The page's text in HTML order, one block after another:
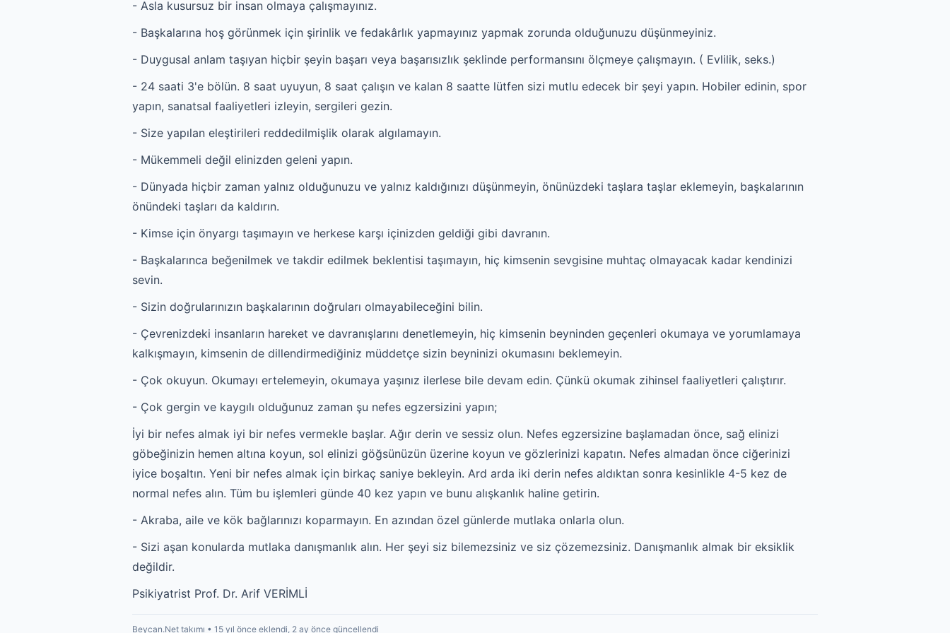
- Asla kusursuz bir insan olmaya çalışmayınız.
- Başkalarına hoş görünmek için şirinlik ve fedakârlık yapmayınız yapmak zorunda olduğunuzu düşünmeyiniz.
- Duygusal anlam taşıyan hiçbir şeyin başarı veya başarısızlık şeklinde performansını ölçmeye çalışmayın. ( Evlilik, seks.)
- 24 saati 3'e bölün. 8 saat uyuyun, 8 saat çalışın ve kalan 8 saatte lütfen sizi mutlu edecek bir şeyi yapın. Hobiler edinin, spor
yapın, sanatsal faaliyetleri izleyin, sergileri gezin.
- Size yapılan eleştirileri reddedilmişlik olarak algılamayın.
- Mükemmeli değil elinizden geleni yapın.
- Dünyada hiçbir zaman yalnız olduğunuzu ve yalnız kaldığınızı düşünmeyin, önünüzdeki taşlara taşlar eklemeyin, başkalarının
önündeki taşları da kaldırın.
- Kimse için önyargı taşımayın ve herkese karşı içinizden geldiği gibi davranın.
- Başkalarınca beğenilmek ve takdir edilmek beklentisi taşımayın, hiç kimsenin sevgisine muhtaç olmayacak kadar kendinizi
sevin.
- Sizin doğrularınızın başkalarının doğruları olmayabileceğini bilin.
- Çevrenizdeki insanların hareket ve davranışlarını denetlemeyin, hiç kimsenin beyninden geçenleri okumaya ve yorumlamaya
kalkışmayın, kimsenin de dillendirmediğiniz müddetçe sizin beyninizi okumasını beklemeyin.
- Çok okuyun. Okumayı ertelemeyin, okumaya yaşınız ilerlese bile devam edin. Çünkü okumak zihinsel faaliyetleri çalıştırır.
- Çok gergin ve kaygılı olduğunuz zaman şu nefes egzersizini yapın;
İyi bir nefes almak iyi bir nefes vermekle başlar. Ağır derin ve sessiz olun. Nefes egzersizine başlamadan önce, sağ elinizi
göbeğinizin hemen altına koyun, sol elinizi göğsünüzün üzerine koyun ve gözlerinizi kapatın. Nefes almadan önce ciğerinizi
iyice boşaltın. Yeni bir nefes almak için birkaç saniye bekleyin. Ard arda iki derin nefes aldıktan sonra kesinlikle 4-5 kez de
normal nefes alın. Tüm bu işlemleri günde 40 kez yapın ve bunu alışkanlık haline getirin.
- Akraba, aile ve kök bağlarınızı koparmayın. En azından özel günlerde mutlaka onlarla olun.
- Sizi aşan konularda mutlaka danışmanlık alın. Her şeyi siz bilemezsiniz ve siz çözemezsiniz. Danışmanlık almak bir eksiklik
değildir.
Psikiyatrist Prof. Dr. Arif VERİMLİ
Beycan.Net takımı • 15 yıl önce eklendi, 2 ay önce güncellendi